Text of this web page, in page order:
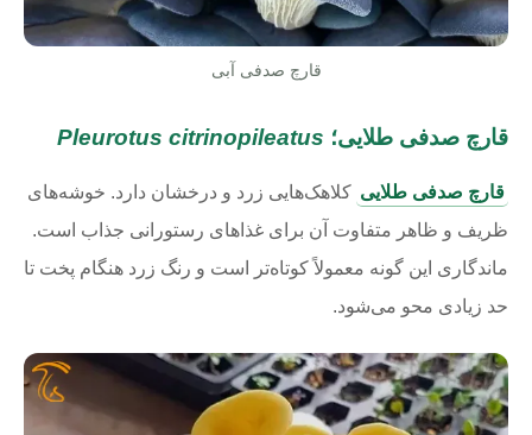
قارچ صدفی آبی
قارچ صدفی طلایی؛ Pleurotus citrinopileatus
قارچ صدفی طلایی کلاهک‌هایی زرد و درخشان دارد. خوشه‌های
ظریف و ظاهر متفاوت آن برای غذاهای رستورانی جذاب است.
ماندگاری این گونه معمولاً کوتاه‌تر است و رنگ زرد هنگام پخت تا
حد زیادی محو می‌شود.